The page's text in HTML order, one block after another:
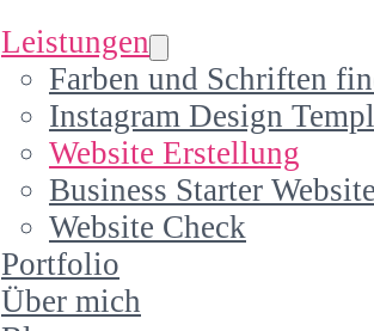
Leistungen
Farben und Schriften
Instagram Design
Website Erstellung
Business Starter Website
Website Check
Portfolio
Über mich